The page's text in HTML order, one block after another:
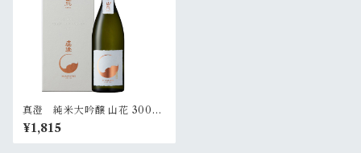
真澄 純米大吟醸 山花 300ml
（化粧箱入）
¥1,815